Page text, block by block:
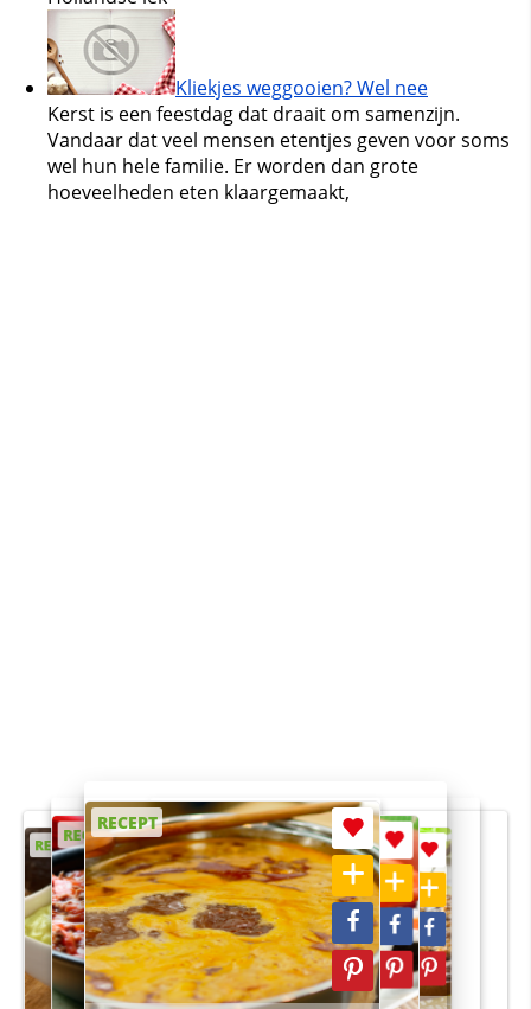
Kliekjes weggooien? Wel nee
Kerst is een feestdag dat draait om samenzijn.
Vandaar dat veel mensen etentjes geven voor soms
wel hun hele familie. Er worden dan grote
hoeveelheden eten klaargemaakt,
RECEPT
RECEPT
RECEPT
RECEPT
RECEPT